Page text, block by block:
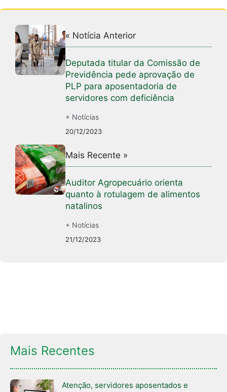
« Notícia Anterior
Deputada titular da Comissão de
Previdência pede aprovação de
PLP para aposentadoria de
servidores com deficiência
+ Notícias
20/12/2023
Mais Recente »
Auditor Agropecuário orienta
quanto à rotulagem de alimentos
natalinos
+ Notícias
21/12/2023
Mais Recentes
Atenção, servidores aposentados e